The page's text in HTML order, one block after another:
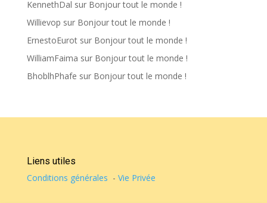
KennethDal sur Bonjour tout le monde !
Willievop sur Bonjour tout le monde !
ErnestoEurotsur Bonjour tout le monde !
WilliamFaima sur Bonjour tout le monde !
BhoblhPhafe sur Bonjour tout le monde !
Liens utiles
Conditions générales - Vie Privée